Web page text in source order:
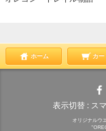
ホーム カー
表示切替 : ス
オリジナルウ